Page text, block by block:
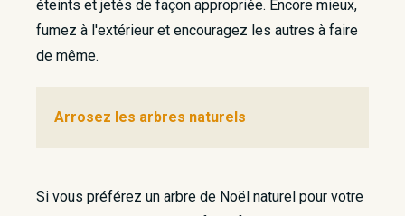
éteints et jetés de façon appropriée. Encore mieux,
fumez à l'extérieur et encouragez les autres à faire
de même.
Arrosez les arbres naturels
Si vous préférez un arbre de Noël naturel pour votre